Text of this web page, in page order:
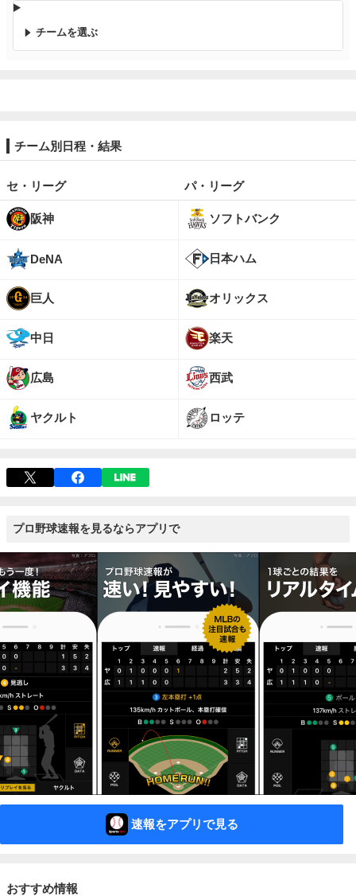
チームを選ぶ
チーム別日程・結果
セ・リーグ
阪神
DeNA
巨人
中日
広島
ヤクルト
パ・リーグ
ソフトバンク
日本ハム
オリックス
楽天
西武
ロッテ
プロ野球速報を見るならアプリで
速報をアプリで見る
おすすめ情報